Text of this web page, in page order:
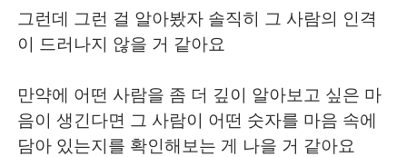
Français Deutsch
日本語 한국어
Русский ไทย
그런데 그런 걸 알아봤자 솔직히 그 사람의 인격
이 드러나지 않을 거 같아요
만약에 어떤 사람을 좀 더 깊이 알아보고 싶은 마
음이 생긴다면 그 사람이 어떤 숫자를 마음 속에
담아 있는지를 확인해보는 게 나을 거 같아요